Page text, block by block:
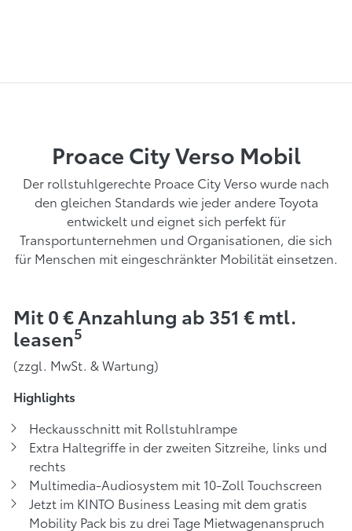
Proace City Verso Mobil
Der rollstuhlgerechte Proace City Verso wurde nach
den gleichen Standards wie jeder andere Toyota
entwickelt und eignet sich perfekt für
Transportunternehmen und Organisationen, die sich
für Menschen mit eingeschränkter Mobilität einsetzen.
Mit 0 € Anzahlung ab 351 € mtl.
leasen5
(zzgl. MwSt. & Wartung)
Highlights
Heckausschnitt mit Rollstuhlrampe
Extra Haltegriffe in der zweiten Sitzreihe, links und
rechts
Multimedia-Audiosystem mit 10-Zoll Touchscreen
Jetzt im KINTO Business Leasing mit dem gratis
Mobility Pack bis zu drei Tage Mietwagenanspruch